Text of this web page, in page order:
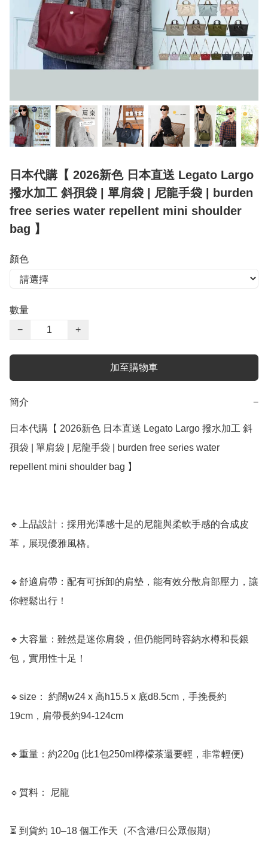
日本代購【 2026新色 日本直送 Legato Largo
撥水加工 斜孭袋 | 單肩袋 | 尼龍手袋 | burden
free series water repellent mini shoulder
bag 】
顏色
數量
−
+
加至購物車
簡介 −
日本代購【 2026新色 日本直送 Legato Largo 撥水加工 斜
孭袋 | 單肩袋 | 尼龍手袋 | burden free series water
repellent mini shoulder bag 】
🔹上品設計：採用光澤感十足的尼龍與柔軟手感的合成皮
革，展現優雅風格。
🔹舒適肩帶：配有可拆卸的肩墊，能有效分散肩部壓力，讓
你輕鬆出行！
🔹大容量：雖然是迷你肩袋，但仍能同時容納水樽和長銀
包，實用性十足！
🔹size： 約闊w24 x 高h15.5 x 底d8.5cm，手挽長約
19cm，肩帶長約94-124cm
🔹重量：約220g (比1包250ml檸檬茶還要輕，非常輕便)
🔹質料： 尼龍
⏳ 到貨約 10–18 個工作天（不含港/日公眾假期）